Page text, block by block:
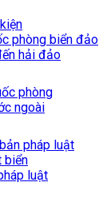
phòng biển đảo
hải đảo
phòng
ngoài
pháp luật
biển
luật